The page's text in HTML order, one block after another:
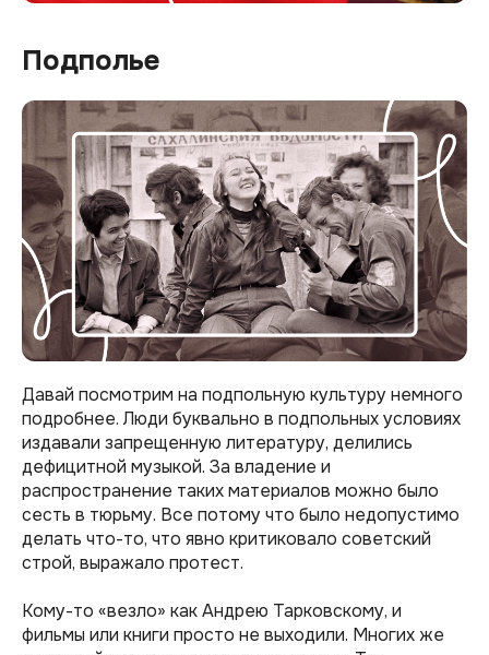
Подполье
Давай посмотрим на подпольную культуру немного
подробнее. Люди буквально в подпольных условиях
издавали запрещенную литературу, делились
дефицитной музыкой. За владение и
распространение таких материалов можно было
сесть в тюрьму. Все потому что было недопустимо
делать что-то, что явно критиковало советский
строй, выражало протест.
Кому-то «‎везло»‎ как Андрею Тарковскому, и
фильмы или книги просто не выходили. Многих же